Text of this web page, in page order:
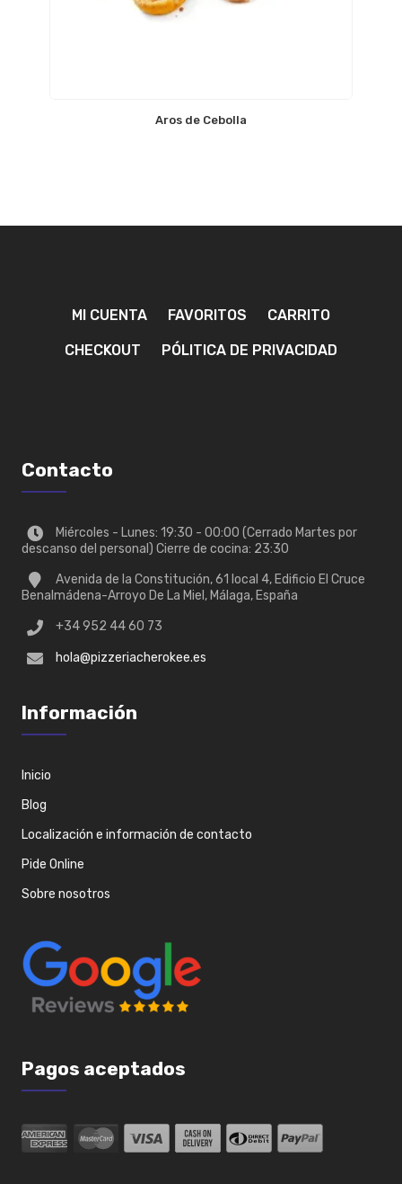
Aros de Cebolla
MI CUENTA FAVORITOS CARRITO
CHECKOUT PÓLITICA DE PRIVACIDAD
Contacto
Miércoles - Lunes: 19:30 - 00:00 (Cerrado Martes por
descanso del personal) Cierre de cocina: 23:30
Avenida de la Constitución, 61 local 4, Edificio El Cruce
Benalmádena-Arroyo De La Miel, Málaga, España
+34 952 44 60 73
hola@pizzeriacherokee.es
Información
Inicio
Blog
Localización e información de contacto
Pide Online
Sobre nosotros
Pagos aceptados